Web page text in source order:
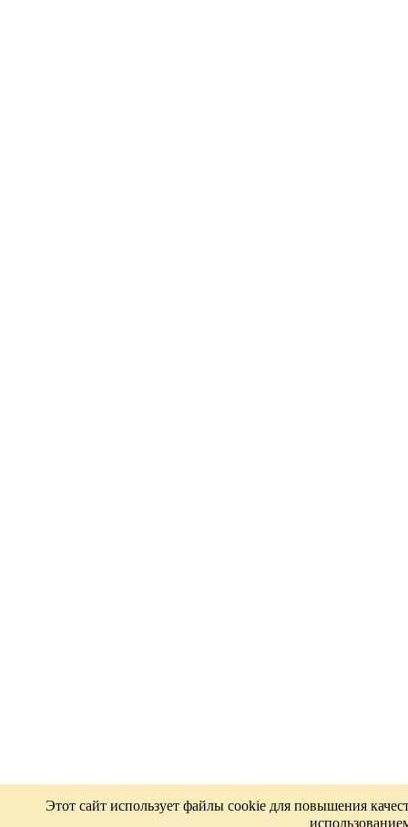
Этот сайт использует файлы cookie для повышения